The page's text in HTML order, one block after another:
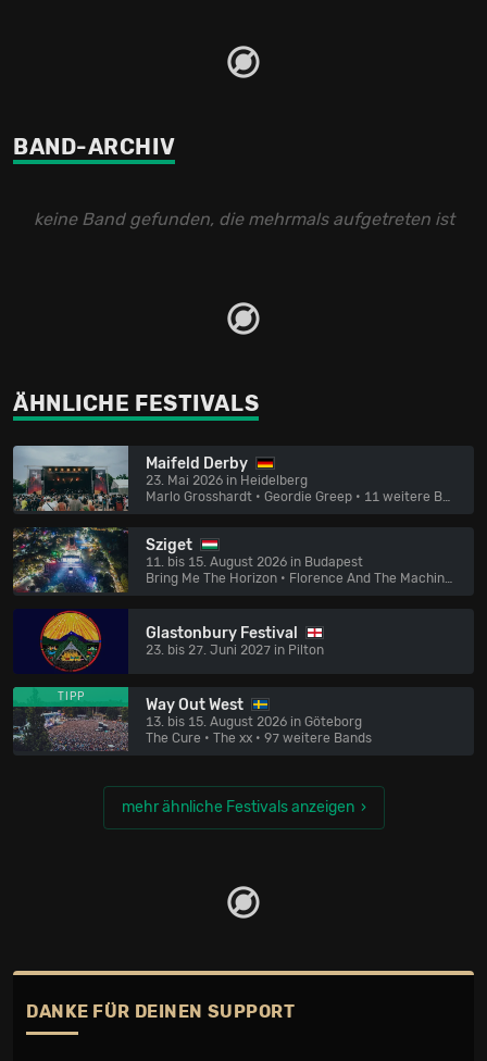
BAND-ARCHIV
keine Band gefunden, die mehrmals aufgetreten ist
ÄHNLICHE FESTIVALS
Maifeld Derby
23. Mai 2026 in Heidelberg
Marlo Grosshardt • Geordie Greep • 11 weitere Bands
Sziget
11. bis 15. August 2026 in Budapest
Bring Me The Horizon • Florence And The Machine
Glastonbury Festival
23. bis 27. Juni 2027 in Pilton
TIPP Way Out West
13. bis 15. August 2026 in Göteborg
The Cure • The xx • 97 weitere Bands
mehr ähnliche Festivals anzeigen
DANKE FÜR DEINEN SUPPORT